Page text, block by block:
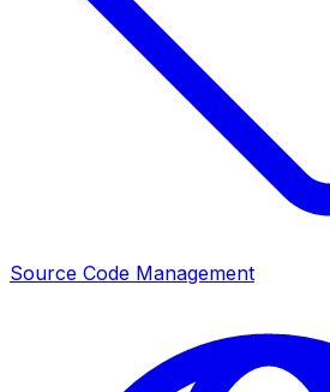
Source Code Management